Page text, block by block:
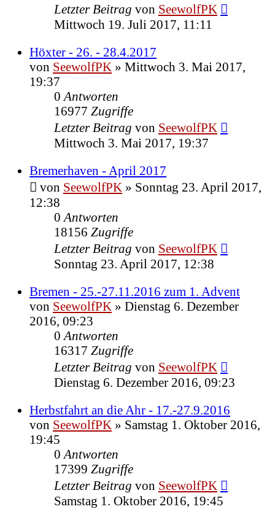
Letzter Beitrag von SeewolfPK
Mittwoch 19. Juli 2017, 11:11
Höxter - 26. - 28.4.2017
von SeewolfPK » Mittwoch 3. Mai 2017,
19:37
0 Antworten
16977 Zugriffe
Letzter Beitrag von SeewolfPK
Mittwoch 3. Mai 2017, 19:37
Bremerhaven - April 2017
von SeewolfPK » Sonntag 23. April 2017,
12:38
0 Antworten
18156 Zugriffe
Letzter Beitrag von SeewolfPK
Sonntag 23. April 2017, 12:38
Bremen - 25.-27.11.2016 zum 1. Advent
von SeewolfPK » Dienstag 6. Dezember
2016, 09:23
0 Antworten
16317 Zugriffe
Letzter Beitrag von SeewolfPK
Dienstag 6. Dezember 2016, 09:23
Herbstfahrt an die Ahr - 17.-27.9.2016
von SeewolfPK » Samstag 1. Oktober 2016,
19:45
0 Antworten
17399 Zugriffe
Letzter Beitrag von SeewolfPK
Samstag 1. Oktober 2016, 19:45